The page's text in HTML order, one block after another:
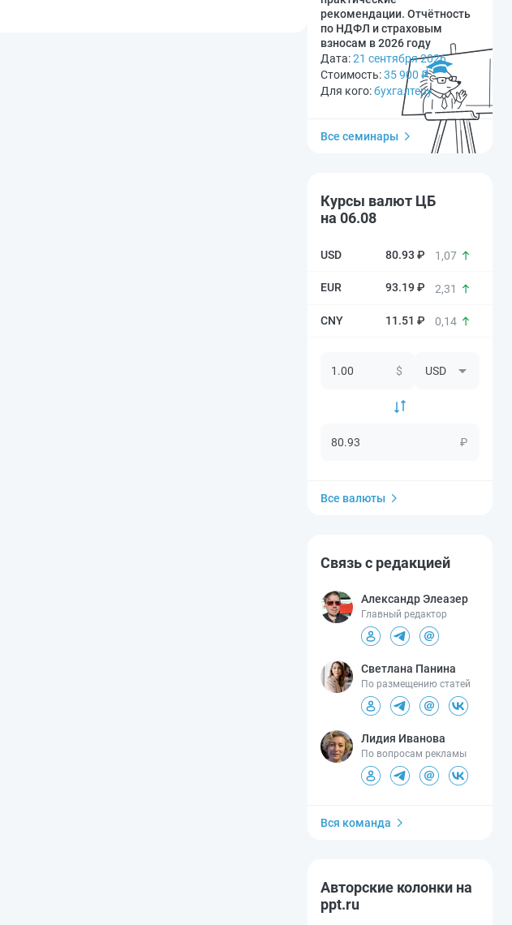
рекомендации. Отчётность
по НДФЛ и страховым
взносам в 2026 году
Дата:21 сентября 2026
Стоимость:35 900 ₽
Для кого:бухгалтеру
Все семинары
Курсы валют ЦБ
на 06.08
80.93 ₽ 1,07
93.19 ₽ 2,31
11.51 ₽ 0,14
$
₽
Все валюты
Связь с редакцией
Александр Элеазер
Главный редактор
Светлана Панина
По размещению статей
Лидия Иванова
По вопросам рекламы
Вся команда
Авторские колонки на
ppt.ru